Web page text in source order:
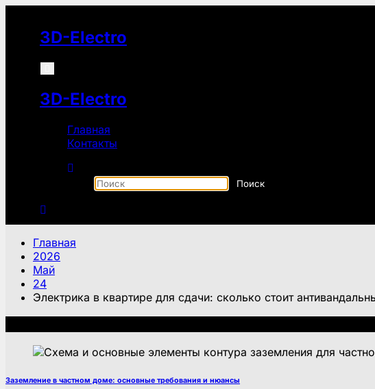
содержимому
3D-Electro
3D-Electro
Главная
Контакты
Главная
2026
Май
24
Электрика в квартире для сдачи: сколько стоит
Заземление в частном доме: основные требования и нюансы